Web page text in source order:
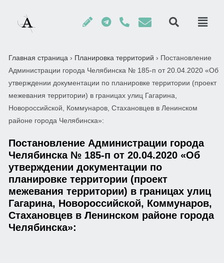
Главная страница › Планировка территорий › Постановление
Администрации города Челябинска № 185-п от 20.04.2020 «Об
утверждении документации по планировке территории (проект
межевания территории) в границах улиц Гагарина,
Новороссийской, Коммунаров, Стахановцев в Ленинском
районе города Челябинска»:
Постановление Администрации города
Челябинска № 185-п от 20.04.2020 «Об
утверждении документации по
планировке территории (проект
межевания территории) в границах улиц
Гагарина, Новороссийской, Коммунаров,
Стахановцев в Ленинском районе города
Челябинска»: